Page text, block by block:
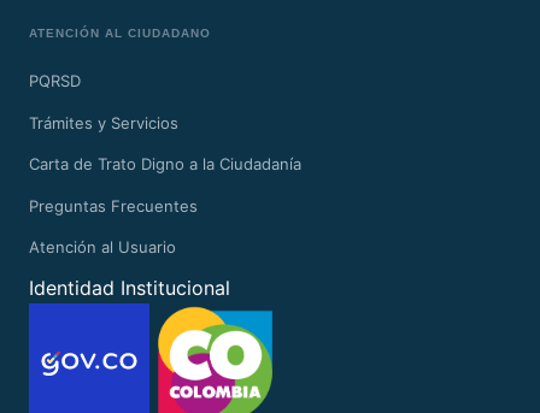
ATENCIÓN AL CIUDADANO
PQRSD
Trámites y Servicios
Carta de Trato Digno a la Ciudadanía
Preguntas Frecuentes
Atención al Usuario
Identidad Institucional